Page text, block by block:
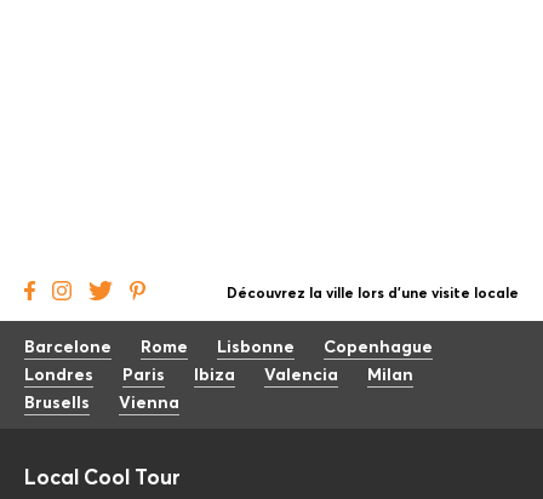
Découvrez la ville lors d'une visite locale
Barcelone Rome Lisbonne
Copenhague
Londres
Paris Ibiza Valencia
Milan
Brusells
Vienna
Local Cool Tour